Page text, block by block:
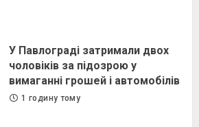
У Павлограді затримали двох
чоловіків за підозрою у
вимаганні грошей і автомобілів
1 годину тому